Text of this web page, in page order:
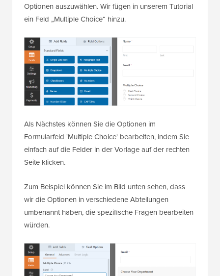
Optionen auszuwählen. Wir fügen in unserem Tutorial
ein Feld „Multiple Choice“ hinzu.
Als Nächstes können Sie die Optionen im
Formularfeld 'Multiple Choice' bearbeiten, indem Sie
einfach auf die Felder in der Vorlage auf der rechten
Seite klicken.
Zum Beispiel können Sie im Bild unten sehen, dass
wir die Optionen in verschiedene Abteilungen
umbenannt haben, die spezifische Fragen bearbeiten
würden.